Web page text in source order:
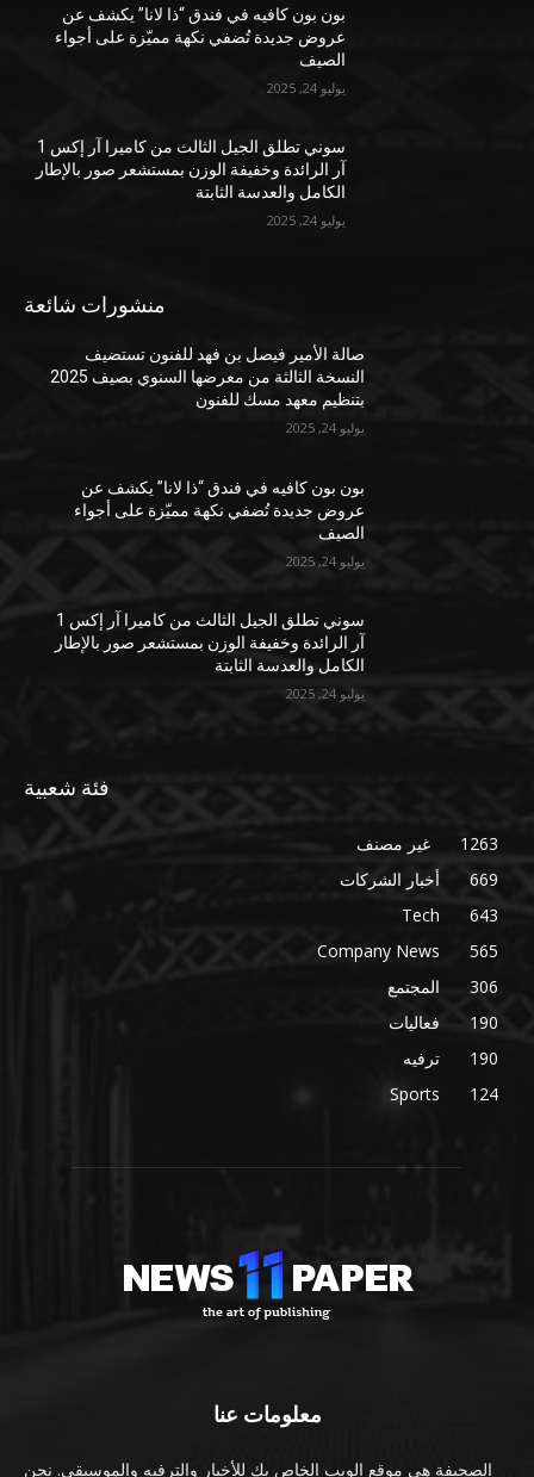
بون بون كافيه في فندق “ذا لانا” يكشف عن
عروض جديدة تُضفي نكهة مميّزة على أجواء
الصيف
يوليو 24, 2025
سوني تطلق الجيل الثالث من كاميرا آر إكس 1
آر الرائدة وخفيفة الوزن بمستشعر صور بالإطار
الكامل والعدسة الثابتة
يوليو 24, 2025
منشورات شائعة
صالة الأمير فيصل بن فهد للفنون تستضيف
النسخة الثالثة من معرضها السنوي بصيف 2025
بتنظيم معهد مسك للفنون
يوليو 24, 2025
بون بون كافيه في فندق “ذا لانا” يكشف عن
عروض جديدة تُضفي نكهة مميّزة على أجواء
الصيف
يوليو 24, 2025
سوني تطلق الجيل الثالث من كاميرا آر إكس 1
آر الرائدة وخفيفة الوزن بمستشعر صور بالإطار
الكامل والعدسة الثابتة
يوليو 24, 2025
فئة شعبية
غير مصنف
1263
أخبار الشركات
669
Tech
643
Company News
565
المجتمع
306
فعاليات
190
ترفيه
190
Sports
124
معلومات عنا
الصحيفة هي موقع الويب الخاص بك للأخبار والترفيه والموسيقى. نحن